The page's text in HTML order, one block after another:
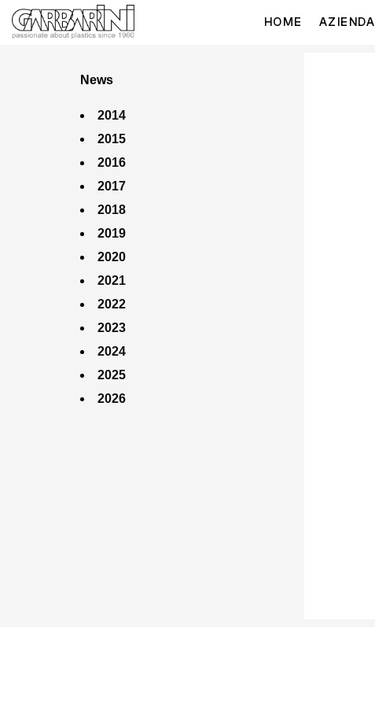
HOME AZIENDA
News
2014
2015
2016
2017
2018
2019
2020
2021
2022
2023
2024
2025
2026